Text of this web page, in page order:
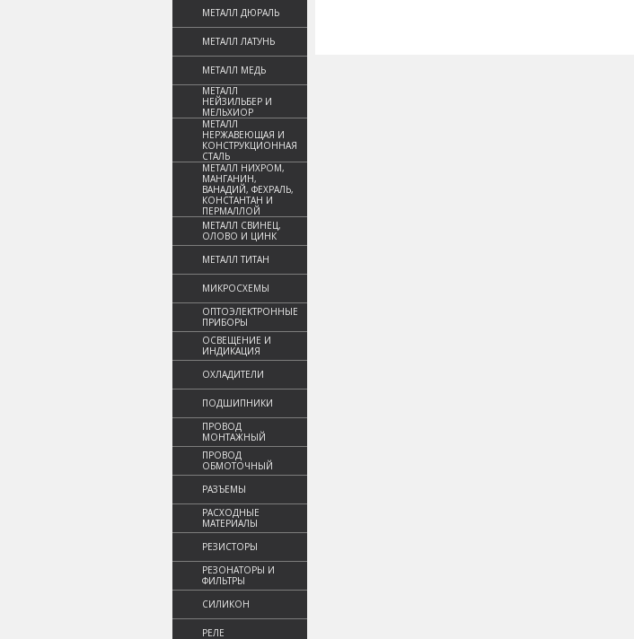
МЕТАЛЛ ДЮРАЛЬ
МЕТАЛЛ ЛАТУНЬ
МЕТАЛЛ МЕДЬ
МЕТАЛЛ
НЕЙЗИЛЬБЕР И
МЕЛЬХИОР
МЕТАЛЛ
НЕРЖАВЕЮЩАЯ И
КОНСТРУКЦИОННАЯ
СТАЛЬ
МЕТАЛЛ НИХРОМ,
МАНГАНИН,
ВАНАДИЙ, ФЕХРАЛЬ,
КОНСТАНТАН И
ПЕРМАЛЛОЙ
МЕТАЛЛ СВИНЕЦ,
ОЛОВО И ЦИНК
МЕТАЛЛ ТИТАН
МИКРОСХЕМЫ
ОПТОЭЛЕКТРОННЫЕ
ПРИБОРЫ
ОСВЕЩЕНИЕ И
ИНДИКАЦИЯ
ОХЛАДИТЕЛИ
ПОДШИПНИКИ
ПРОВОД
МОНТАЖНЫЙ
ПРОВОД
ОБМОТОЧНЫЙ
РАЗЪЕМЫ
РАСХОДНЫЕ
МАТЕРИАЛЫ
РЕЗИСТОРЫ
РЕЗОНАТОРЫ И
ФИЛЬТРЫ
СИЛИКОН
РЕЛЕ